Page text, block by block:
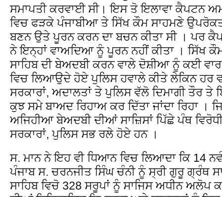
ਸਮਾਪਤੀ ਕਰਵਾਈ ਸੀ। ਇਸ ਤੋ ਇਲਾਵਾ ਕੈਪਟਨ
ਵਿਚ ਫੜਕੇ ਪੰਜਾਬੀਆ ਤੇ ਸਿੱਖ ਕੌਮ ਸਾਹਮਣੇ
ਬਣਨ ਉਤੇ ਪੂਰਨ ਕਰਨ ਦਾ ਬਚਨ ਕੀਤਾ ਸੀ । ਪਰ
ਨੇ ਇਨ੍ਹਾਂ ਵਾਅਦਿਆ ਨੂੰ ਪੂਰਨ ਨਹੀਂ ਕੀਤਾ । ਸਿੱਖ
ਸਾਹਿਬ ਦੀ ਬੇਅਦਬੀ ਕਰਨ ਵਾਲੇ ਦੋਸ਼ੀਆ ਨੂੰ ਕਈ
ਵਿਚ ਲਿਆਉਦੇ ਹੋਏ ਪੁਲਿਸ ਹਵਾਲੇ ਕੀਤੇ ਲੇਕਿਨ ਹਰ
ਸਰਕਾਰਾਂ, ਅਦਾਲਤਾਂ ਤੇ ਪੁਲਿਸ ਵੱਲੋ ਦਿਮਾਗੀ ਤੌਰ ਤੇ
ਕੁਝ ਸਮੇ ਬਾਅਦ ਰਿਹਾਅ ਕਰ ਦਿੱਤਾ ਜਾਂਦਾ ਰਿਹਾ ।
ਅਜਿਹੀਆ ਬੇਅਦਬੀ ਦੀਆਂ ਸਾਜ਼ਿਸਾਂ ਪਿੱਛੇ ਪੰਥ
ਸਰਕਾਰਾਂ, ਪੁਲਿਸ ਸਭ ਰਲੇ ਹੋਏ ਹਨ ।
ਸ. ਮਾਨ ਨੇ ਇਹ ਵੀ ਧਿਆਨ ਵਿਚ ਲਿਆਦਾ ਕਿ 14
ਪੰਜਾਬ ਸ. ਚਰਨਜੀਤ ਸਿੰਘ ਚੰਨੀ ਨੂੰ ਸ੍ਰੀ ਗੁਰੂ ਗ੍ਰੰਥ
ਸਾਹਿਬ ਵਿਚੋ 328 ਸਰੂਪਾਂ ਨੂੰ ਸਾਜਿਸ ਅਧੀਨ ਅਲੋਪ